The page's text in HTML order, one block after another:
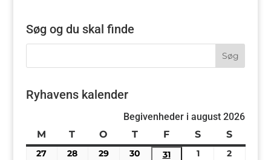
Søg og du skal finde
Ryhavens kalender
Begivenheder i august 2026
M mandag
T tirsdag
O onsdag
Ttorsdag
Ffredag
Slørdag
Ssøndag
27 27/07/2026
28 28/07/2026
2929/07/2026
30 30/07/2026
3131/07/2026
101/08/2026
2